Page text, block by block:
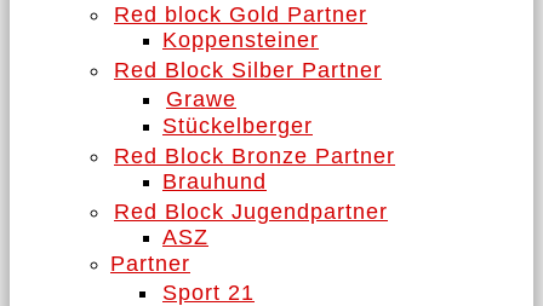
Red block Gold Partner
Koppensteiner
Red Block Silber Partner
Grawe
Stückelberger
Red Block Bronze Partner
Brauhund
Red Block Jugendpartner
ASZ
Partner
Sport 21